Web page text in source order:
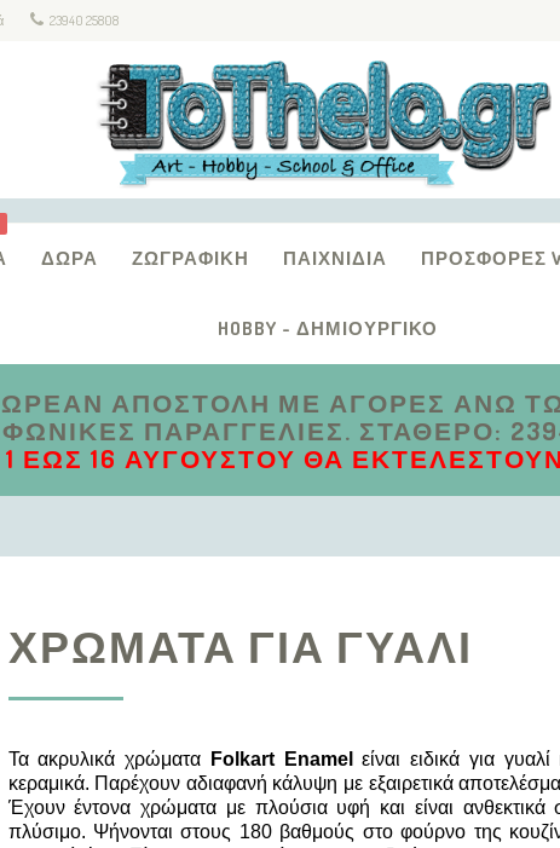
23940 25808
ΔΏΡΑ ΖΩΓΡΑΦΙΚΉ ΠΑΙΧΝΊΔΙΑ ΠΡΟΣΦΟΡΈΣ
HOBBY - ΔΗΜΙΟΥΡΓΙΚΌ
ΑΠΟΣΤΟΛΗ ΜΕ ΑΓΟΡΕΣ ΑΝΩ
ΠΑΡΑΓΓΕΛΊΕΣ. ΣΤΑΘΕΡΌ:
ΈΩΣ 16 ΑΥΓΟΎΣΤΟΥ ΘΑ
ΧΡΏΜΑΤΑ ΓΙΑ ΓΥΑΛΊ
Τα ακρυλικά χρώματα Folkart Enamel είναιειδικά για γυαλί
κεραμικά. Παρέχουν αδιαφανή κάλυψη με εξαιρετικά
Έχουν έντονα χρώματα με πλούσια υφή και είναι ανθεκτικά
πλύσιμο. Ψήνονται στους 180 βαθμούς στο φούρνο της